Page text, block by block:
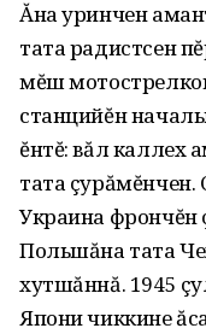
Ăна уринчен
тата радистсен
мĕш
станцийĕн
ĕнтĕ: вăл каллех
тата çурăмĕнчен.
Украина фрончĕн
Польшăна тата
хутшăннă. 1945
Япони чиккине